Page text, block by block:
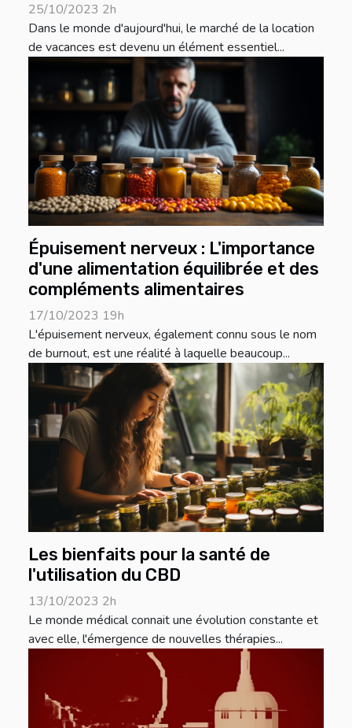
25/10/2023 2h
Dans le monde d'aujourd'hui, le marché de la location
de vacances est devenu un élément essentiel...
Épuisement nerveux : L'importance
d'une alimentation équilibrée et des
compléments alimentaires
17/10/2023 19h
L'épuisement nerveux, également connu sous le nom
de burnout, est une réalité à laquelle beaucoup...
Les bienfaits pour la santé de
l'utilisation du CBD
13/10/2023 2h
Le monde médical connait une évolution constante et
avec elle, l'émergence de nouvelles thérapies...